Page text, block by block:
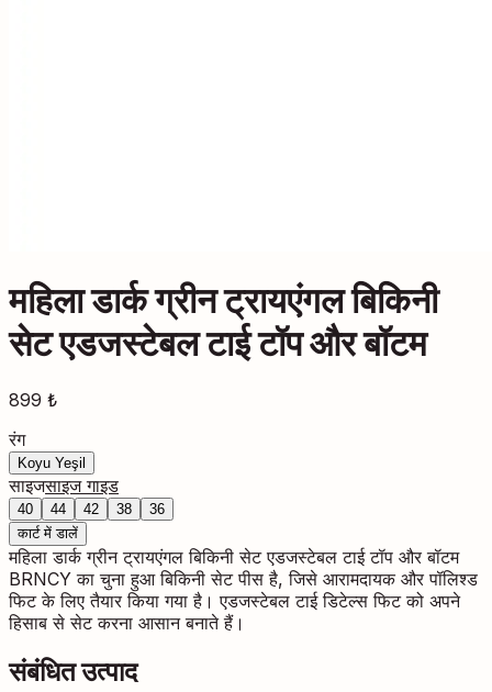
महिला डार्क ग्रीन ट्रायएंगल बिकिनी
सेट एडजस्टेबल टाई टॉप और बॉटम
899 ₺
रंग
Koyu Yeşil
साइजसाइज गाइड
40 44 42 38
36
कार्ट में डालें
महिला डार्क ग्रीन ट्रायएंगल बिकिनी सेट एडजस्टेबल टाई टॉप और बॉटम
BRNCY का चुना हुआ बिकिनी सेट पीस है, जिसे आरामदायक और पॉलिश्ड
फिट के लिए तैयार किया गया है। एडजस्टेबल टाई डिटेल्स फिट को अपने
हिसाब से सेट करना आसान बनाते हैं।
संबंधित उत्पाद